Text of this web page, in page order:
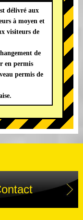
délivré aux
à moyen et
visiteurs de
de
en permis
permis de